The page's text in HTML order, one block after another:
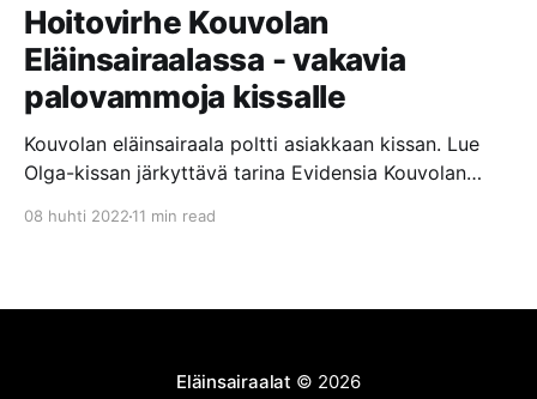
Hoitovirhe Kouvolan
Eläinsairaalassa - vakavia
palovammoja kissalle
Kouvolan eläinsairaala poltti asiakkaan kissan. Lue
Olga-kissan järkyttävä tarina Evidensia Kouvolan
08 huhti 2022 11 min read
Eläinsairaalat © 2026